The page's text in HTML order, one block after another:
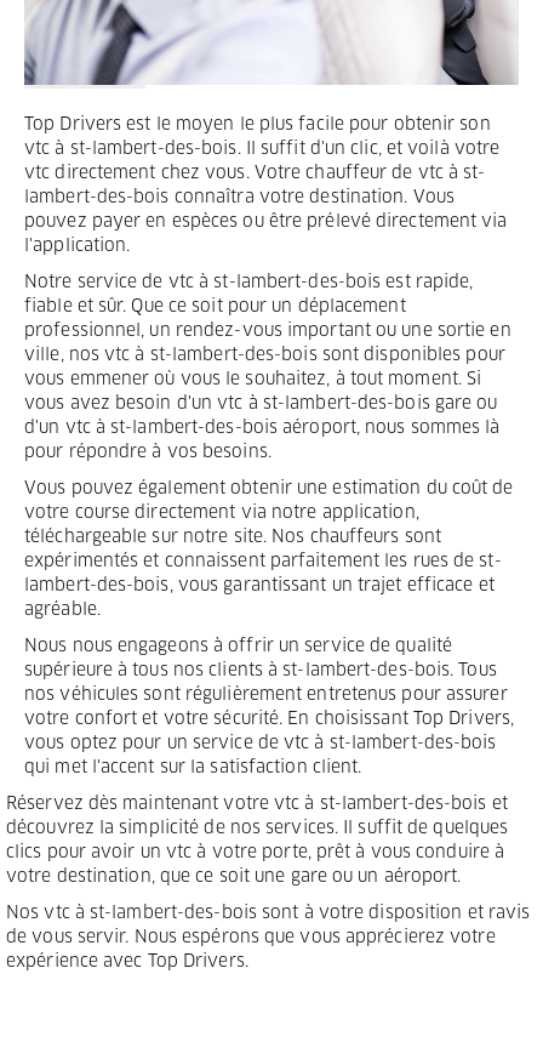
Top Drivers est le moyen le plus facile pour obtenir son
vtc à st-lambert-des-bois. Il suffit d'un clic, et voilà votre
vtc directement chez vous. Votre chauffeur de vtc à st-
lambert-des-bois connaîtra votre destination. Vous
pouvez payer en espèces ou être prélevé directement via
l'application.
Notre service de vtc à st-lambert-des-bois est rapide,
fiable et sûr. Que ce soit pour un déplacement
professionnel, un rendez-vous important ou une sortie en
ville, nos vtc à st-lambert-des-bois sont disponibles pour
vous emmener où vous le souhaitez, à tout moment. Si
vous avez besoin d'un vtc à st-lambert-des-bois gare ou
d'un vtc à st-lambert-des-bois aéroport, nous sommes là
pour répondre à vos besoins.
Vous pouvez également obtenir une estimation du coût de
votre course directement via notre application,
téléchargeable sur notre site. Nos chauffeurs sont
expérimentés et connaissent parfaitement les rues de st-
lambert-des-bois, vous garantissant un trajet efficace et
agréable.
Nous nous engageons à offrir un service de qualité
supérieure à tous nos clients à st-lambert-des-bois. Tous
nos véhicules sont régulièrement entretenus pour assurer
votre confort et votre sécurité. En choisissant Top Drivers,
vous optez pour un service de vtc à st-lambert-des-bois
qui met l'accent sur la satisfaction client.
Réservez dès maintenant votre vtc à st-lambert-des-bois et
découvrez la simplicité de nos services. Il suffit de quelques
clics pour avoir un vtc à votre porte, prêt à vous conduire à
votre destination, que ce soit une gare ou un aéroport.
Nos vtc à st-lambert-des-bois sont à votre disposition et ravis
de vous servir. Nous espérons que vous apprécierez votre
expérience avec Top Drivers.